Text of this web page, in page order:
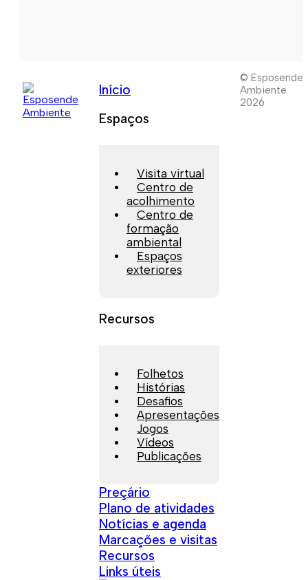
Início
Espaços
Visita virtual
Centro de
acolhimento
Centro de
formação
ambiental
Espaços
exteriores
Recursos
Folhetos
Histórias
Desafios
Apresentações
Jogos
Vídeos
Publicações
Preçário
Plano de atividades
Notícias e agenda
Marcações e visitas
Recursos
Links úteis
© Esposende
Ambiente
2026